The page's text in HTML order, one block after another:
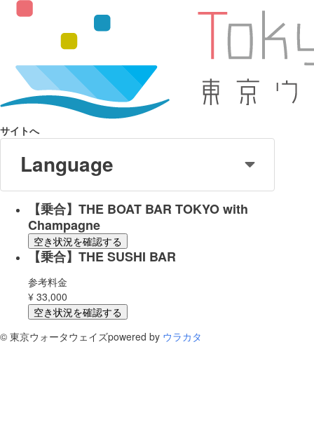
サイトへ
Language
【乗合】THE BOAT BAR TOKYO with
Champagne
空き状況を確認する
【乗合】THE SUSHI BAR
参考料金
¥ 33,000
空き状況を確認する
© 東京ウォータウェイズpowered by ウラカタ